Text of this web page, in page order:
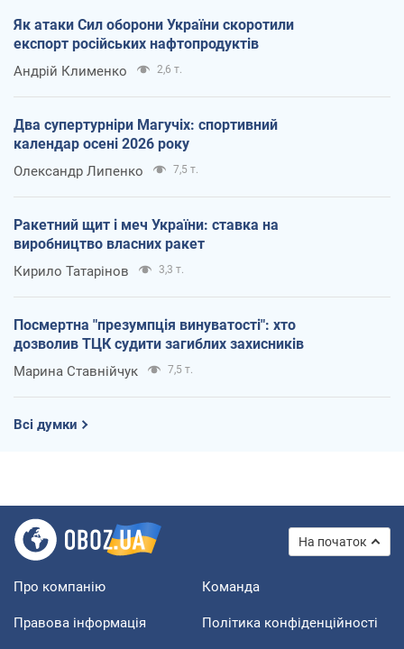
Як атаки Сил оборони України скоротили
експорт російських нафтопродуктів
Андрій Клименко 2,6 т.
Два супертурніри Магучіх: спортивний
календар осені 2026 року
Олександр Липенко 7,5 т.
Ракетний щит і меч України: ставка на
виробництво власних ракет
Кирило Татарінов 3,3 т.
Посмертна "презумпція винуватості": хто
дозволив ТЦК судити загиблих захисників
Марина Ставнійчук 7,5 т.
Всі думки
На початок
Про компанію Команда
Правова інформація Політика конфіденційності